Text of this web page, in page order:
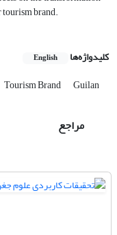
brand.
کلیدواژه‌ها English
Tourism Brand Guilan
مراجع